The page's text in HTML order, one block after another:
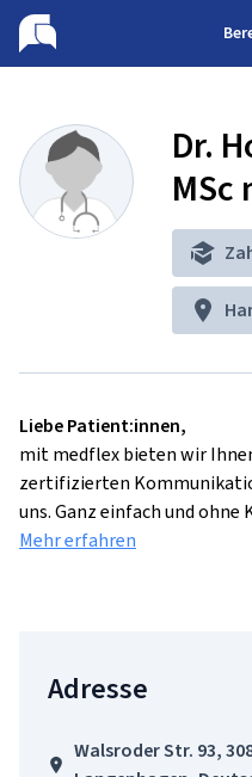
B
Dr.
MSc
Liebe Patient:innen,
mit medflex bieten wir
zertifizierten
uns. Ganz einfach und ohne
Mehr erfahren
Adresse
Walsroder Str. 93,